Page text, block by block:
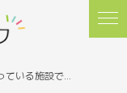
軽度の障害を持つ人たちが、一般就労を目指して通っている施設です。 製作や作業に携わることで、日々イキイキと過ごしています！